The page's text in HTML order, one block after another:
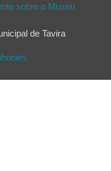
sobre o Museu
de Tavira